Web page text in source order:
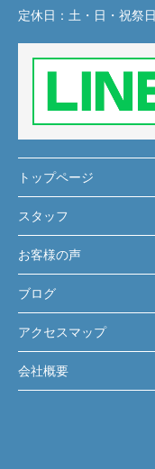
定休日： 土・日・祝祭
トップページ
スタッフ
お客様の声
ブログ
アクセスマップ
会社概要